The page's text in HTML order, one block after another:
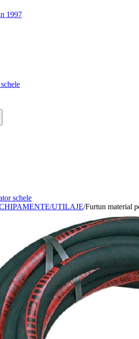
1997
schele
UTILAJE/Furtun material